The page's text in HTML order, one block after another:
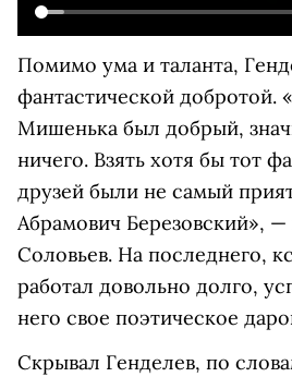
Помимо ума и таланта,
фантастической добротой.
Мишенька был добрый,
ничего. Взять хотя бы тот
друзей были не самый
Абрамович Березовский», —
Соловьев. На последнего,
работал довольно долго,
него свое поэтическое
Скрывал Генделев, по